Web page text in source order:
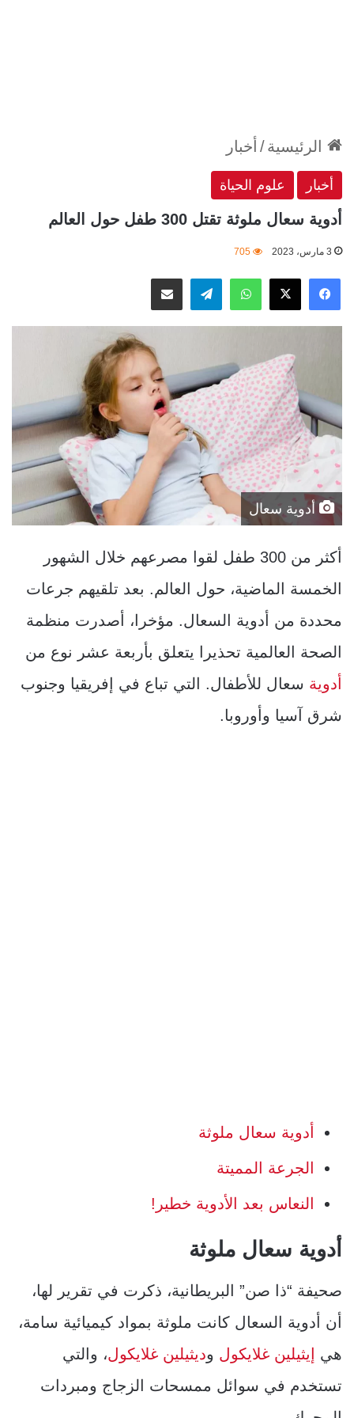
الرئيسية/ أخبار
أخبار علوم الحياة
أدوية سعال ملوثة تقتل 300 طفل حول العالم
3 مارس، 2023 705
فيسبوك
‫X واتسابتيلقراممشاركة عبر البريد
أدوية سعال
أكثر من 300 طفل لقوا مصرعهم خلال الشهور
الخمسة الماضية، حول العالم. بعد تلقيهم جرعات
محددة من أدوية السعال. مؤخرا، أصدرت منظمة
الصحة العالمية تحذيرا يتعلق بأربعة عشر نوع من
أدوية سعال للأطفال. التي تباع في إفريقيا وجنوب
شرق آسيا وأوروبا.
أدوية سعال ملوثة
الجرعة المميتة
النعاس بعد الأدوية خطير!
أدوية سعال ملوثة
صحيفة “ذا صن” البريطانية، ذكرت في تقرير لها،
أن أدوية السعال كانت ملوثة بمواد كيميائية سامة،
هي
إيثيلين غلايكول وديثيلين غلايكول، والتي
تستخدم في سوائل ممسحات الزجاج ومبردات